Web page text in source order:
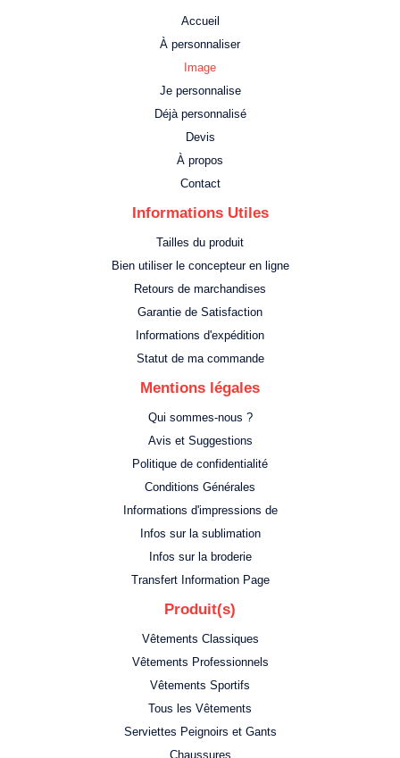
Accueil
À personnaliser
Image
Je personnalise
Déjà personnalisé
Devis
À propos
Contact
Informations Utiles
Tailles du produit
Bien utiliser le concepteur en ligne
Retours de marchandises
Garantie de Satisfaction
Informations d'expédition
Statut de ma commande
Mentions légales
Qui sommes-nous ?
Avis et Suggestions
Politique de confidentialité
Conditions Générales
Informations d'impressions de
Infos sur la sublimation
Infos sur la broderie
Transfert Information Page
Produit(s)
Vêtements Classiques
Vêtements Professionnels
Vêtements Sportifs
Tous les Vêtements
Serviettes Peignoirs et Gants
Chaussures